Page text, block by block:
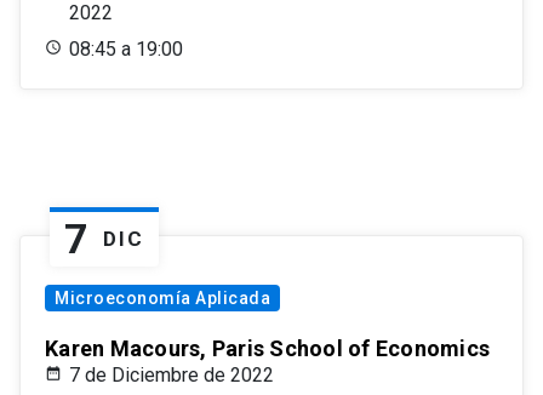
2022
08:45 a 19:00
7 DIC
Microeconomía Aplicada
Karen Macours, Paris School of Economics
7 de Diciembre de 2022